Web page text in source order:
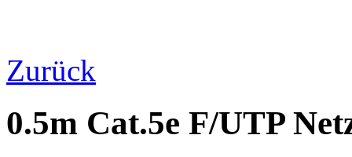
Zurück
0.5m Cat.5e F/UTP